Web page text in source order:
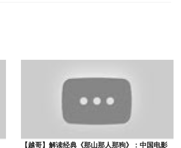
【越哥】解读经典《那山那人那狗》：中国电影